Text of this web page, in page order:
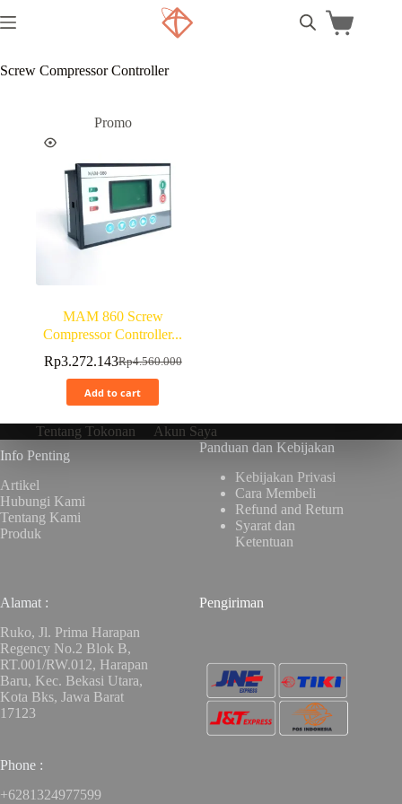
Screw Compressor Controller
Promo
MAM 860 Screw
Compressor Controller...
Rp4.560.000
Rp3.272.143
Add to cart
Tentang Tokonan
Akun Saya
Info Penting
Artikel
Hubungi Kami
Tentang Kami
Produk
Panduan dan Kebijakan
Kebijakan Privasi
Cara Membeli
Refund and Return
Syarat dan
Ketentuan
Alamat :
Ruko, Jl. Prima Harapan
Regency No.2 Blok B,
RT.001/RW.012, Harapan
Baru, Kec. Bekasi Utara,
Kota Bks, Jawa Barat
17123
Phone :
+6281324977599
Pengiriman